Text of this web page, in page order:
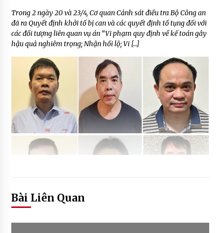
Trong 2 ngày 20 và 23/4, Cơ quan Cảnh sát điều tra Bộ Công an
đã ra Quyết định khởi tố bị can và các quyết định tố tụng đối với
các đối tượng liên quan vụ án “Vi phạm quy định về kế toán gây
hậu quả nghiêm trọng; Nhận hối lộ; Vi […]
Bài Liên Quan